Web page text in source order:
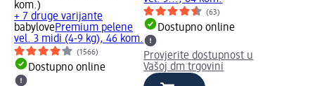
kom.)
+ 7 druge varijante
babylovePremium pelene
vel. 3 midi (4-9 kg), 46 kom.
(1566)
Dostupno online
(63)
Dostupno online
Provjerite dostupnost u
Vašoj dm trgovini